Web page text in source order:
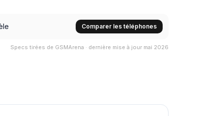
Comparer les téléphones
Specs tirées de GSMArena · dernière mise à jour mai 2026